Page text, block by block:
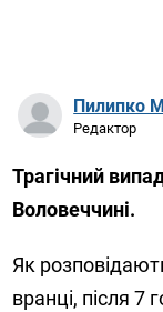
Пилипко
Редактор
Трагічний
Воловеччині.
Як
вранці, після 7